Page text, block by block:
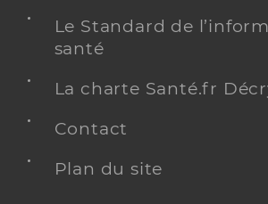
Le Standard de
santé
La charte Santé.fr
Contact
Plan du site